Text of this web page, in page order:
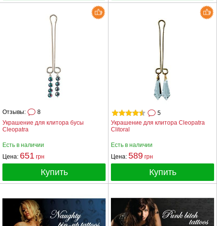
Украшение для клитора бусы
Cleopatra
Отзывы: 8
Есть в наличии
Цена: 651 грн
Купить
Украшение для клитора Cleopatra
Clitoral
5
Есть в наличии
Цена: 589 грн
Купить